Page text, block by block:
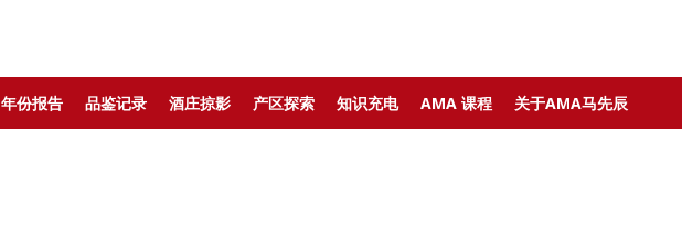
年份报告 品鉴记录 酒庄掠影 产区探索 知识充电 AMA 课程 关于AMA马先辰
